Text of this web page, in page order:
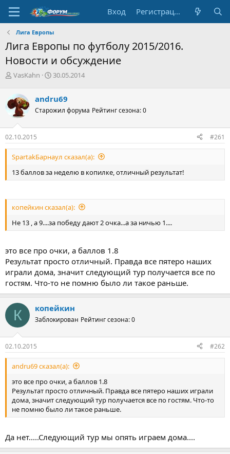
Вход Регистрация
Лига Европы
Лига Европы по футболу 2015/2016.
Новости и обсуждение
А
т
о
р
т
е
м
ы
VasKahn
Д
а
н
ч
л
а
30.05.2014
andru69
Старожил форума Рейтинг сезона: 0
02.10.2015 #261
SpartakБарнаул сказал(а):
13 баллов за неделю в копилке, отличный результат!
копейкин сказал(а):
Не 13 , а 9....за победу дают 2 очка...а за ничью 1....
это все про очки, а баллов 1.8
Результат просто отличный. Правда все пятеро наших
играли дома, значит следующий тур получается все по
гостям. Что-то не помню было ли такое раньше.
К копейкин
Заблокирован Рейтинг сезона: 0
02.10.2015 #262
andru69 сказал(а):
это все про очки, а баллов 1.8
Результат просто отличный. Правда все пятеро наших играли
дома, значит следующий тур получается все по гостям. Что-то
не помню было ли такое раньше.
Да нет.....Следующий тур мы опять играем дома....